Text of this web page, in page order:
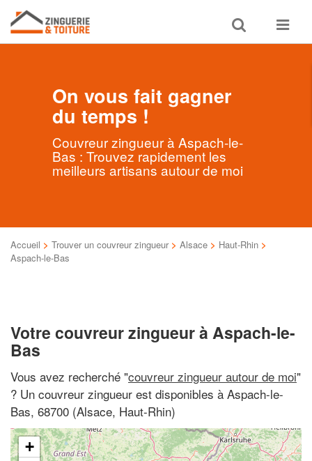
Toggle
search
Toggle
On vous fait gagner
du temps !
Couvreur zingueur à Aspach-le-
Bas : Trouvez rapidement les
meilleurs artisans autour de moi
Accueil > Trouver un couvreur zingueur > Alsace > Haut-Rhin >
Aspach-le-Bas
Votre couvreur zingueur à Aspach-le-
Bas
Vous avez recherché "couvreur zingueur autour de moi"
? Un couvreur zingueur est disponibles à Aspach-le-
Bas, 68700 (Alsace, Haut-Rhin)
+